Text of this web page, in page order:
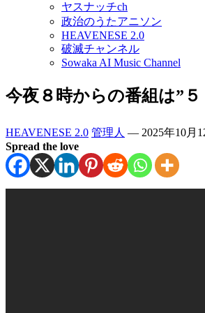
ヤスナッチch
政治のうたアニソン
HEAVENESE 2.0
破滅チャンネル
Sowaka AI Music Channel
今夜８時からの番組は”５
HEAVENESE 2.0 管理人 — 2025年10月
Spread the love